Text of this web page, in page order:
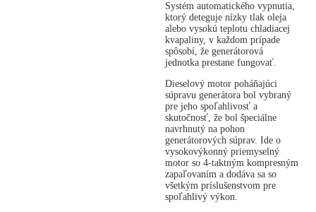
Systém automatického vypnutia,
ktorý deteguje nízky tlak oleja
alebo vysokú teplotu chladiacej
kvapaliny, v každom prípade
spôsobí, že generátorová
jednotka prestane fungovať.
Dieselový motor poháňajúci
súpravu generátora bol vybraný
pre jeho spoľahlivosť a
skutočnosť, že bol špeciálne
navrhnutý na pohon
generátorových súprav. Ide o
vysokovýkonný priemyselný
motor so 4-taktným kompresným
zapaľovaním a dodáva sa so
všetkým príslušenstvom pre
spoľahlivý výkon.